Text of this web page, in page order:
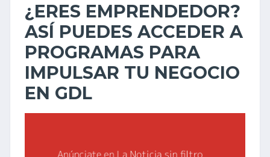
¿ERES EMPRENDEDOR?
ASÍ PUEDES ACCEDER A
PROGRAMAS PARA
IMPULSAR TU NEGOCIO
EN GDL